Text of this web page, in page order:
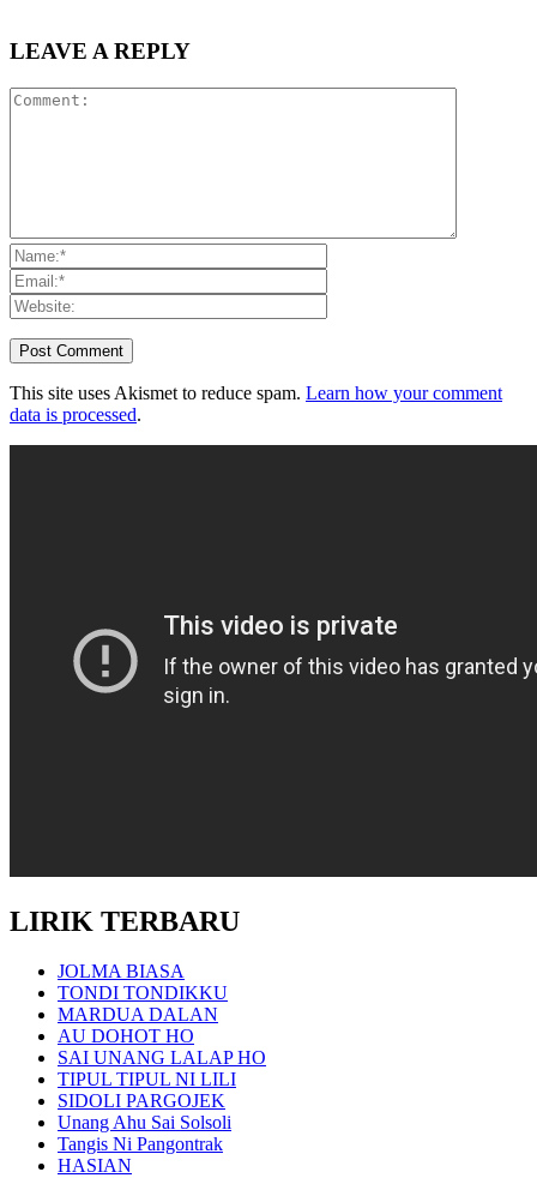
LEAVE A REPLY
This site uses Akismet to reduce spam. Learn how your comment
data is processed.
LIRIK TERBARU
JOLMA BIASA
TONDI TONDIKKU
MARDUA DALAN
AU DOHOT HO
SAI UNANG LALAP HO
TIPUL TIPUL NI LILI
SIDOLI PARGOJEK
Unang Ahu Sai Solsoli
Tangis Ni Pangontrak
HASIAN